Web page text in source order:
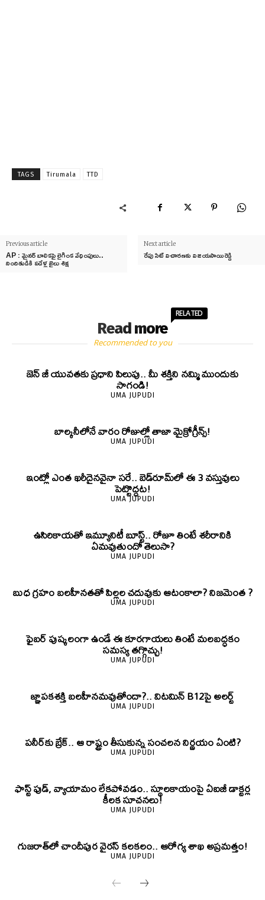
TAGS Tirumala TTD
Previous article
AP : మైనర్ బాలికపై లైగింక వేధింపులు..
నిందితుడికి పదేళ్ల జైలు శిక్ష
Next article
రేపు సిట్ విచారణకు విజయసాయిరెడ్డి
Read more
RELATED
Recommended to you
జెన్‌ జీ యువతకు ప్రధాని పిలుపు.. మీ శక్తిని నమ్మి ముందుకు
సాగండి!
UMA JUPUDI
బాల్కనీలోనే వారం రోజుల్లో తాజా మైక్రోగ్రీన్స్‌!
UMA JUPUDI
ఇంట్లో ఎంత ఖరీదైనవైనా సరే.. బెడ్‌రూమ్‌లో ఈ 3 వస్తువులు
పెట్టొద్దట!
UMA JUPUDI
ఉసిరికాయతో ఇమ్యూనిటీ బూస్ట్‌.. రోజూ తింటే శరీరానికి
ఏమవుతుందో తెలుసా?
UMA JUPUDI
బుధ గ్రహం బలహీనతతో పిల్లల చదువుకు ఆటంకాలా? నిజమెంత ?
UMA JUPUDI
ఫైబర్‌ పుష్కలంగా ఉండే ఈ కూరగాయలు తింటే మలబద్ధకం
సమస్య తగ్గొచ్చు!
UMA JUPUDI
జ్ఞాపకశక్తి బలహీనమవుతోందా?.. విటమిన్ B12పై అలర్ట్
UMA JUPUDI
పనీర్‌కు బ్రేక్.. ఆ రాష్ట్రం తీసుకున్న సంచలన నిర్ణయం ఏంటి?
UMA JUPUDI
ఫాస్ట్ ఫుడ్, వ్యాయామం లేకపోవడం.. స్థూలకాయంపై ఏఐజీ డాక్టర్ల
కీలక సూచనలు!
UMA JUPUDI
గుజరాత్‌లో చాందీపుర వైరస్ కలకలం.. ఆరోగ్య శాఖ అప్రమత్తం!
UMA JUPUDI